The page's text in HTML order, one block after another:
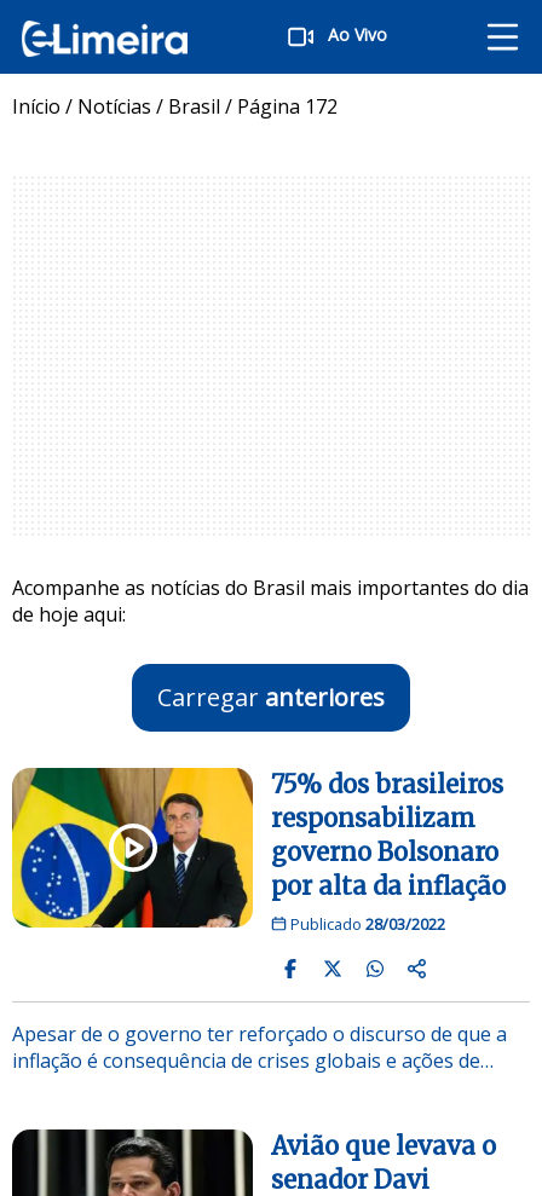
Ao Vivo
Início / Notícias / Brasil / Página 172
Acompanhe as notícias do Brasil mais importantes do dia
de hoje aqui:
Carregar anteriores
75% dos brasileiros
responsabilizam
governo Bolsonaro
por alta da inflação
Publicado 28/03/2022
Apesar de o governo ter reforçado o discurso de que a
inflação é consequência de crises globais e ações de…
Avião que levava o
senador Davi